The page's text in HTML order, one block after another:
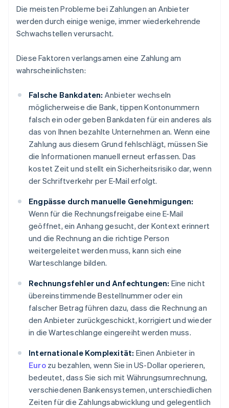
Die meisten Probleme bei Zahlungen an Anbieter
werden durch einige wenige, immer wiederkehrende
Schwachstellen verursacht.
Diese Faktoren verlangsamen eine Zahlung am
wahrscheinlichsten:
Falsche Bankdaten: Anbieter wechseln
möglicherweise die Bank, tippen Kontonummern
falsch ein oder geben Bankdaten für ein anderes als
das von Ihnen bezahlte Unternehmen an. Wenn eine
Zahlung aus diesem Grund fehlschlägt, müssen Sie
die Informationen manuell erneut erfassen. Das
kostet Zeit und stellt ein Sicherheitsrisiko dar, wenn
der Schriftverkehr per E-Mail erfolgt.
Engpässe durch manuelle Genehmigungen:
Wenn für die Rechnungsfreigabe eine E-Mail
geöffnet, ein Anhang gesucht, der Kontext erinnert
und die Rechnung an die richtige Person
weitergeleitet werden muss, kann sich eine
Warteschlange bilden.
Rechnungsfehler und Anfechtungen: Eine nicht
übereinstimmende Bestellnummer oder ein
falscher Betrag führen dazu, dass die Rechnung an
den Anbieter zurückgeschickt, korrigiert und wieder
in die Warteschlange eingereiht werden muss.
Internationale Komplexität: Einen Anbieter in
Eurozu bezahlen, wenn Sie in US-Dollar operieren,
bedeutet, dass Sie sich mit Währungsumrechnung,
verschiedenen Bankensystemen, unterschiedlichen
Zeiten für die Zahlungsabwicklung und gelegentlich